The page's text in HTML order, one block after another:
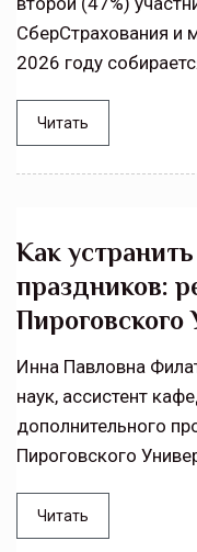
СберСтрахования и
2026 году
Читать
Как
праздников:
Пироговского
Инна Павловна
наук, ассистент
дополнительного
Пироговского
Читать